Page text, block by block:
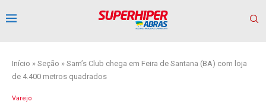
Início » Seção » Sam’s Club chega em Feira de Santana (BA) com loja
de 4.400 metros quadrados
Varejo